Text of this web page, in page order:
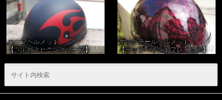
ハーフヘルメット
【艶消しスピニングリーフ】
ダックテールヘルメット
【ラップペイントフレイムス】